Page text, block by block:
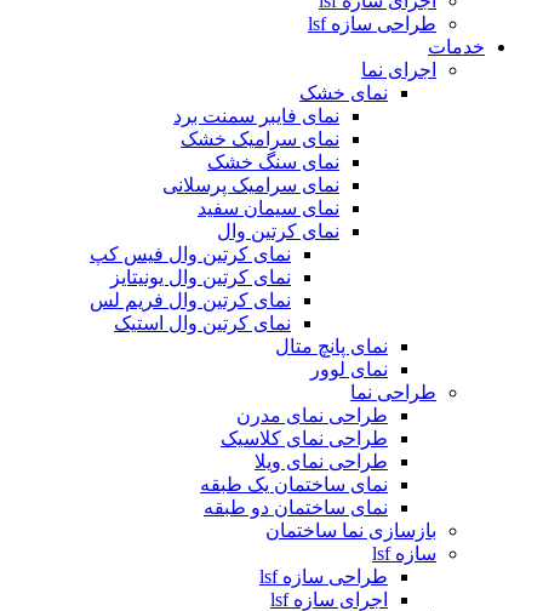
طراحی سازه lsf
خدمات
اجرای نما
نمای خشک
نمای فایبر سمنت برد
نمای سرامیک خشک
نمای سنگ خشک
نمای سرامیک پرسلانی
نمای سیمان سفید
نمای کرتین وال
نمای کرتین وال فیس کپ
نمای کرتین وال یونیتایز
نمای کرتین وال فریم لس
نمای کرتین وال استیک
نمای پانچ متال
نمای لوور
طراحی نما
طراحی نمای مدرن
طراحی نمای کلاسیک
طراحی نمای ویلا
نمای ساختمان یک طبقه
نمای ساختمان دو طبقه
بازسازی نما ساختمان
سازه lsf
طراحی سازه lsf
اجرای سازه lsf